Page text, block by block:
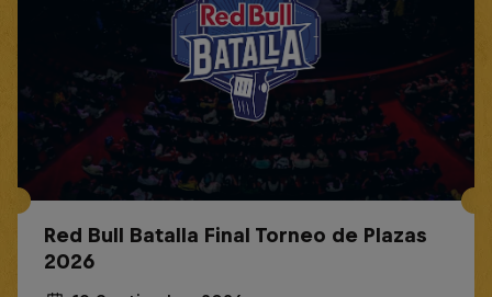
Red Bull Batalla Final Torneo de Plazas
2026